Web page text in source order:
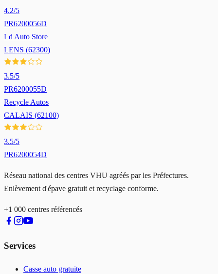
4.2/5
PR6200056D
Ld Auto Store
LENS (62300)
3.5/5
PR6200055D
Recycle Autos
CALAIS (62100)
3.5/5
PR6200054D
Réseau national des centres VHU agréés par les Préfectures.
Enlèvement d'épave gratuit et recyclage conforme.
+1 000 centres référencés
Services
Casse auto gratuite